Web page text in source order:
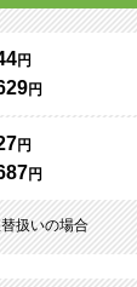
円
円
円
円
扱いの場合